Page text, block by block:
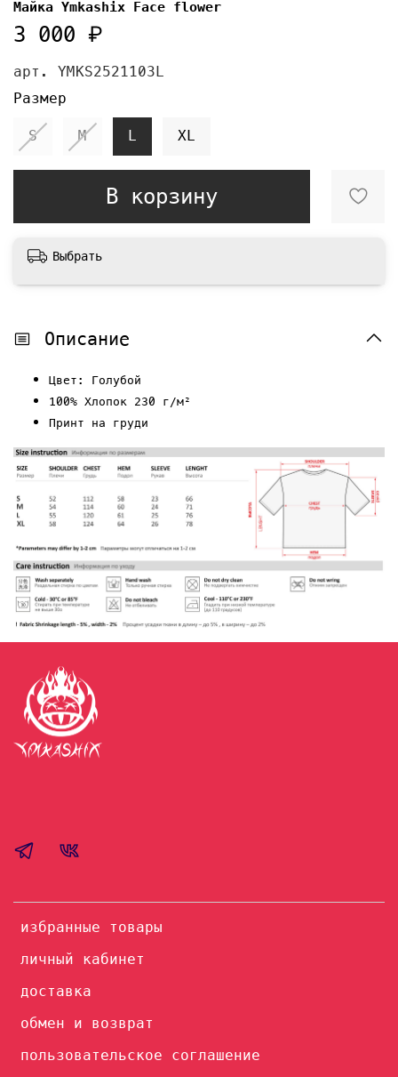
арт. YMKS2521103L
Майка Ymkashix Face flower
3 000 ₽
В корзину
Размер
S M L XL
Выбрать
Описание
Цвет: Голубой
100% Хлопок 230 г/м²
Принт на груди
избранные товары
личный кабинет
доставка
обмен и возврат
пользовательское соглашение